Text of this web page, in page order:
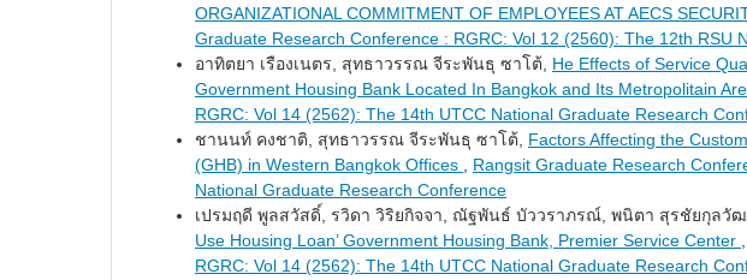
ORGANIZATIONAL COMMITMENT OF EMPLOYEES AT AECS
Graduate Research Conference : RGRC: Vol 12 (2560): The 12th RSU
อาทิตยา เรืองเนตร, สุทธาวรรณ จีระพันธุ ซาโต้, He Effects of Service
Government Housing Bank Located In Bangkok and Its Metropolitain
RGRC: Vol 14 (2562): The 14th UTCC National Graduate Research
ชานนท์ คงชาติ, สุทธาวรรณ จีระพันธุ ซาโต้, Factors Affecting the
(GHB) in Western Bangkok Offices
Rangsit Graduate Research
National Graduate Research Conference
เปรมฤดี พูลสวัสดิ์, รวิดา วิริยกิจจา, ณัฐพันธ์ บัววราภรณ์, พนิตา สุรชัยกุลวัฒ
Use Housing Loan’ Government Housing Bank, Premier Service Center
RGRC: Vol 14 (2562): The 14th UTCC National Graduate Research